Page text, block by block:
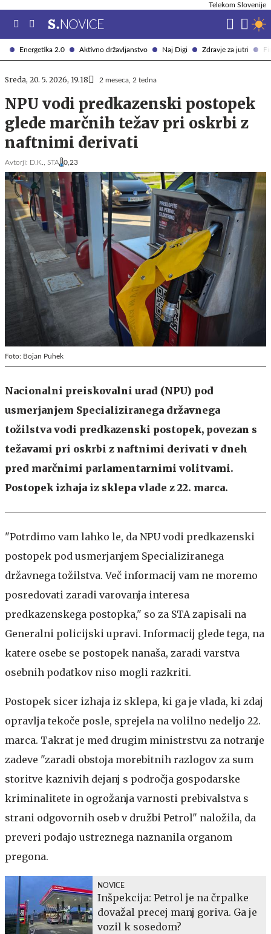
Energetika 2.0 Aktivno državljanstvo Naj Digi Zdravje za jutri
Telekom Slovenije
Sreda, 20. 5. 2026, 19.18 2 meseca, 2 tedna
NPU vodi predkazenski postopek
glede marčnih težav pri oskrbi z
naftnimi derivati
Avtorji: D.K., STA 0,23
Foto: Bojan Puhek
Nacionalni preiskovalni urad (NPU) pod
usmerjanjem Specializiranega državnega
tožilstva vodi predkazenski postopek, povezan s
težavami pri oskrbi z naftnimi derivati v dneh
pred marčnimi parlamentarnimi volitvami.
Postopek izhaja iz sklepa vlade z 22. marca.
"Potrdimo vam lahko le, da NPU vodi predkazenski
postopek pod usmerjanjem Specializiranega
državnega tožilstva. Več informacij vam ne moremo
posredovati zaradi varovanja interesa
predkazenskega postopka," so za STA zapisali na
Generalni policijski upravi. Informacij glede tega, na
katere osebe se postopek nanaša, zaradi varstva
osebnih podatkov niso mogli razkriti.
Postopek sicer izhaja iz sklepa, ki ga je vlada, ki zdaj
opravlja tekoče posle, sprejela na volilno nedeljo 22.
marca. Takrat je med drugim ministrstvu za notranje
zadeve "zaradi obstoja morebitnih razlogov za sum
storitve kaznivih dejanj s področja gospodarske
kriminalitete in ogrožanja varnosti prebivalstva s
strani odgovornih oseb v družbi Petrol" naložila, da
preveri podajo ustreznega naznanila organom
pregona.
NOVICE
Inšpekcija: Petrol je na črpalke
dovažal precej manj goriva. Ga je
vozil k sosedom?